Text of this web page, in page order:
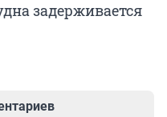
задерживается